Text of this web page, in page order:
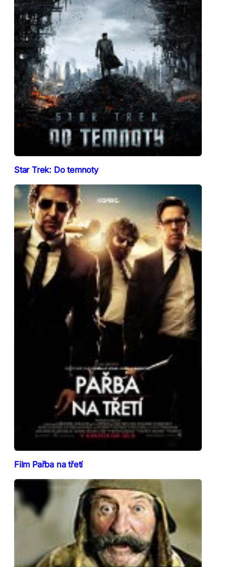
Star Trek: Do temnoty
Film Pařba na třetí